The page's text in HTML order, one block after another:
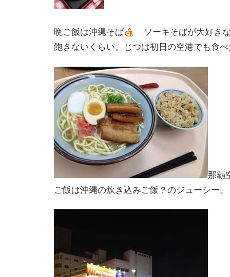
晩ご飯は沖縄そば
ソーキそばが大好き
飽きないくらい。じつは初日の空港でも食
那覇
ご飯は沖縄の炊き込みご飯？のジューシー。